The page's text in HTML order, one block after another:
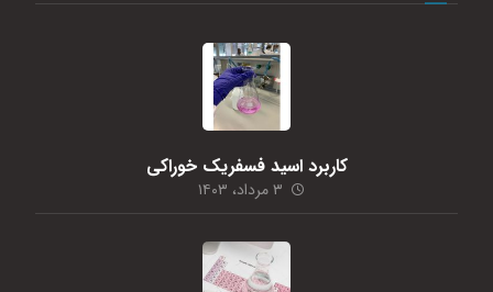
کاربرد اسید فسفریک خوراکی
۳ مرداد، ۱۴۰۳